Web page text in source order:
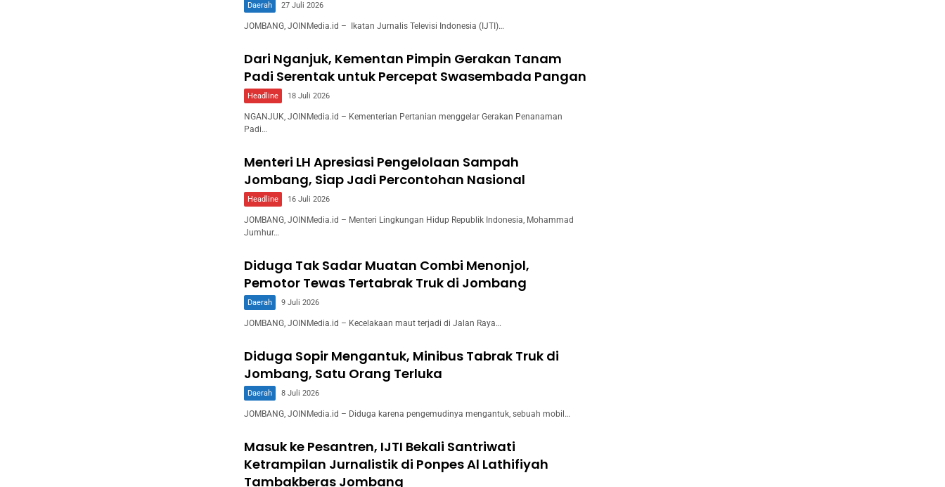
Daerah 27 Juli 2026
JOMBANG, JOINMedia.id – Ikatan Jurnalis Televisi Indonesia (IJTI)…
Dari Nganjuk, Kementan Pimpin Gerakan Tanam
Padi Serentak untuk Percepat Swasembada Pangan
Headline 18 Juli 2026
NGANJUK, JOINMedia.id – Kementerian Pertanian menggelar Gerakan Penanaman
Padi…
Menteri LH Apresiasi Pengelolaan Sampah
Jombang, Siap Jadi Percontohan Nasional
Headline 16 Juli 2026
JOMBANG, JOINMedia.id – Menteri Lingkungan Hidup Republik Indonesia, Mohammad
Jumhur…
Diduga Tak Sadar Muatan Combi Menonjol,
Pemotor Tewas Tertabrak Truk di Jombang
Daerah 9 Juli 2026
JOMBANG, JOINMedia.id – Kecelakaan maut terjadi di Jalan Raya…
Diduga Sopir Mengantuk, Minibus Tabrak Truk di
Jombang, Satu Orang Terluka
Daerah 8 Juli 2026
JOMBANG, JOINMedia.id – Diduga karena pengemudinya mengantuk, sebuah mobil…
Masuk ke Pesantren, IJTI Bekali Santriwati
Ketrampilan Jurnalistik di Ponpes Al Lathifiyah
Tambakberas Jombang